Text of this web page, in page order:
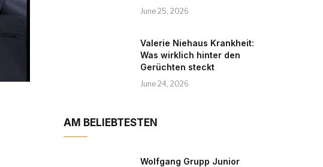
June 25, 2026
Valerie Niehaus Krankheit:
Was wirklich hinter den
Gerüchten steckt
June 24, 2026
AM BELIEBTESTEN
Wolfgang Grupp Junior